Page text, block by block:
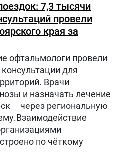
7,3 тысячи
провели
края за
офтальмологи провели
для
Врачи
и назначать лечение
– через региональную
по чёткому